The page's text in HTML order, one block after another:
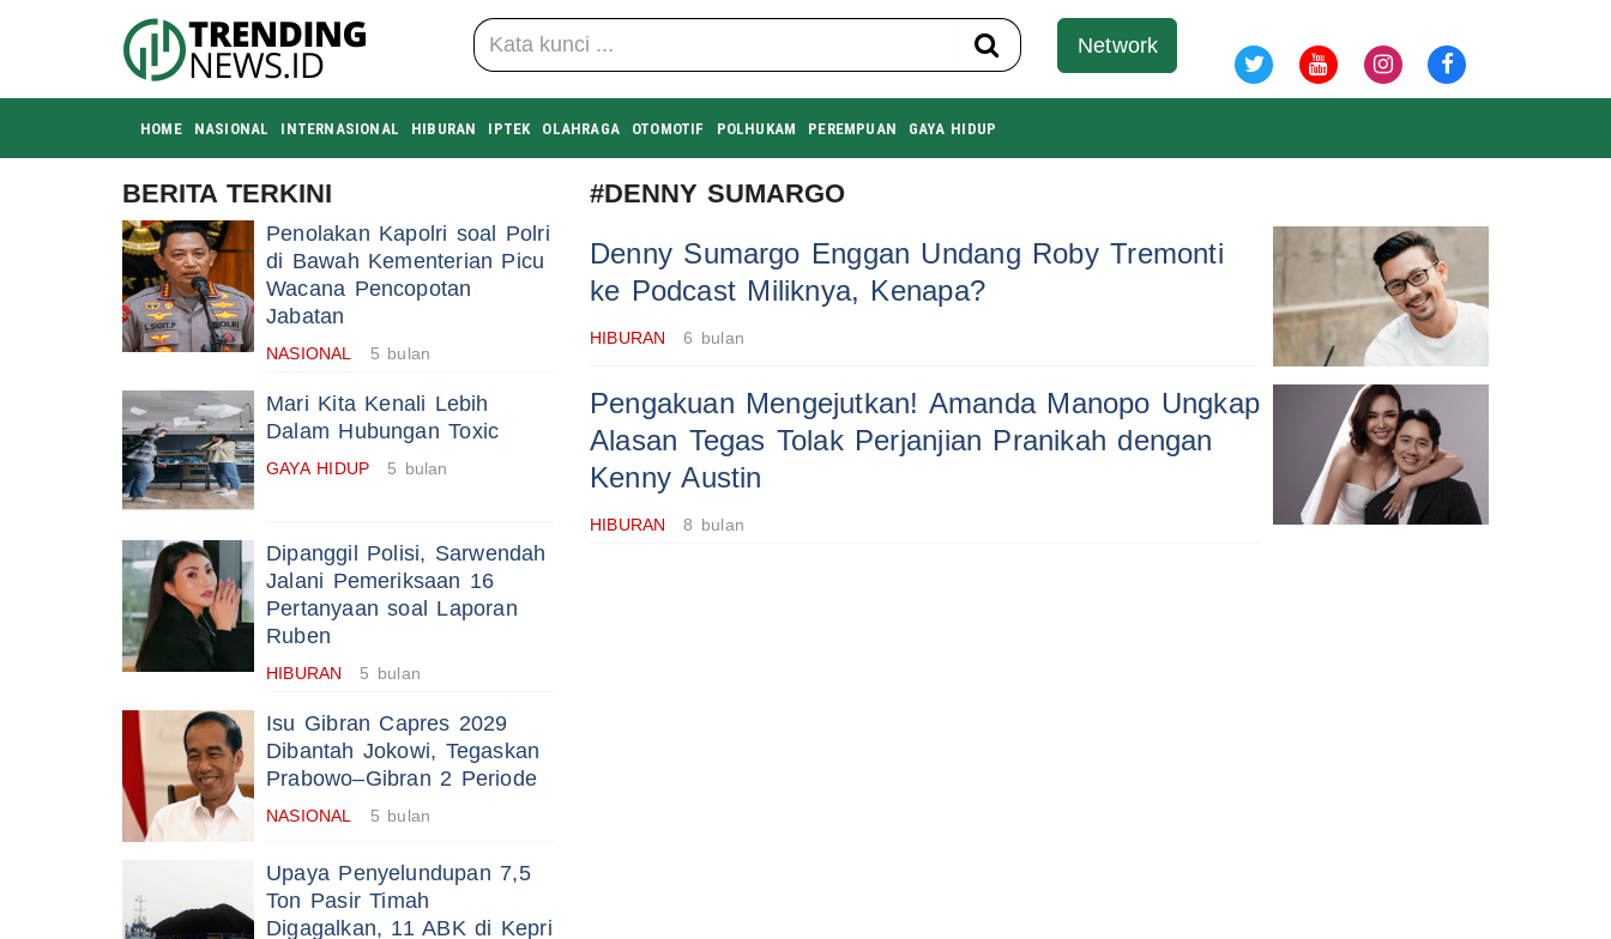
Network
HOME NASIONAL INTERNASIONAL HIBURAN IPTEK OLAHRAGA OTOMOTIF POLHUKAM PEREMPUAN GAYA HIDUP
BERITA TERKINI
Penolakan Kapolri soal Polri
di Bawah Kementerian Picu
Wacana Pencopotan
Jabatan
NASIONAL 5 bulan
Mari Kita Kenali Lebih
Dalam Hubungan Toxic
GAYA HIDUP 5 bulan
Dipanggil Polisi, Sarwendah
Jalani Pemeriksaan 16
Pertanyaan soal Laporan
Ruben
HIBURAN 5 bulan
Isu Gibran Capres 2029
Dibantah Jokowi, Tegaskan
Prabowo–Gibran 2 Periode
NASIONAL 5 bulan
Upaya Penyelundupan 7,5
Ton Pasir Timah
Digagalkan, 11 ABK di Kepri
#DENNY SUMARGO
Denny Sumargo Enggan Undang Roby Tremonti
ke Podcast Miliknya, Kenapa?
HIBURAN 6 bulan
Pengakuan Mengejutkan! Amanda Manopo Ungkap
Alasan Tegas Tolak Perjanjian Pranikah dengan
Kenny Austin
HIBURAN 8 bulan